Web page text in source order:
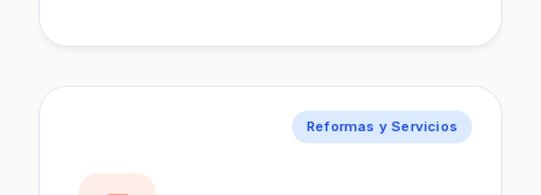
Reformas y Servicios